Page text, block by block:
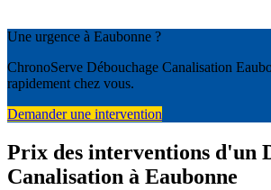
Une urgence à Eaubonne ?
ChronoServe Débouchage Canalisation
rapidement chez vous.
Demander une intervention
Prix des interventions d'un
Canalisation à Eaubonne